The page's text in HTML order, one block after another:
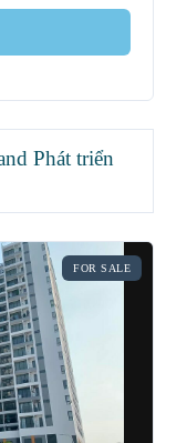
Phát triển
FOR SALE